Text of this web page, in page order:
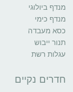
מנדף ביולוגי
מנדף כימי
כסא מעבדה
תנור ייבוש
עגלות רשת
חדרים נקיים